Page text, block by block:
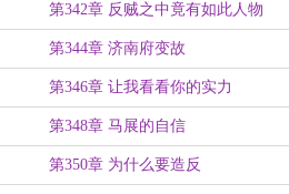
第342章 反贼之中竟有如此人物
第344章 济南府变故
第346章 让我看看你的实力
第348章 马展的自信
第350章 为什么要造反